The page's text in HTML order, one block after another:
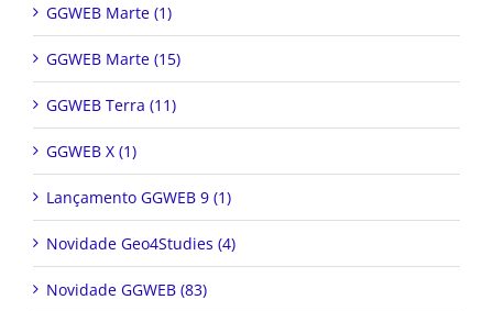
GGWEB Marte (1)
GGWEB Marte (15)
GGWEB Terra (11)
GGWEB X (1)
Lançamento GGWEB 9 (1)
Novidade Geo4Studies (4)
Novidade GGWEB (83)